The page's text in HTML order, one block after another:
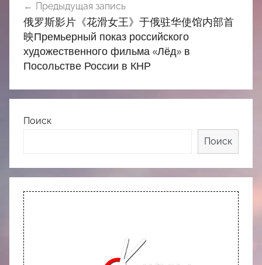
по
записям
Предыдущая запись
俄罗斯影片《花滑女王》于俄驻华使馆内部首
映Премьерный показ российского
художественного фильма «Лёд» в
Посольстве России в КНР
Поиск
Поиск